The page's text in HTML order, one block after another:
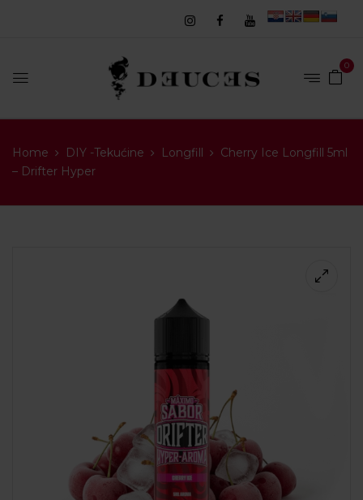
0
Home DIY -Tekućine Longfill
Cherry Ice Longfill 5ml
– Drifter Hyper